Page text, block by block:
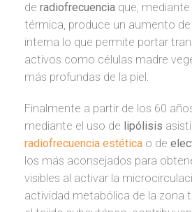
de radiofrecuencia que,
térmica, produce un aumento
interna lo que permite portar
activos como células madre
más profundas de la piel.
Finalmente a partir de los 60
mediante el uso de lipólisis
radiofrecuencia estética o de
los más aconsejados para
visibles al activar la
actividad metabólica de la zona